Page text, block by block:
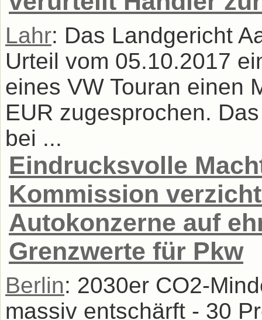
Lahr: Das Landgericht
Urteil vom 05.10.2017
eines VW Touran einen
EUR zugesprochen.
bei ...
Eindrucksvolle
Kommission
Autokonzerne auf
Grenzwerte für Pkw
Berlin: 2030er CO2-
massiv entschärft - 30